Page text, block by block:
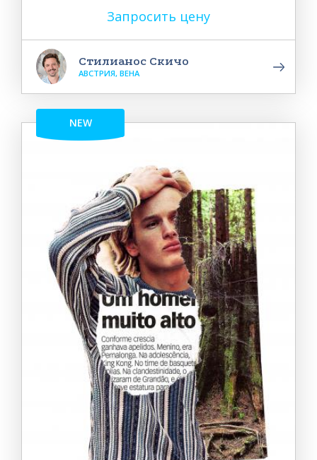
Запросить цену
Стилианос Скичо
АВСТРИЯ, ВЕНА
NEW